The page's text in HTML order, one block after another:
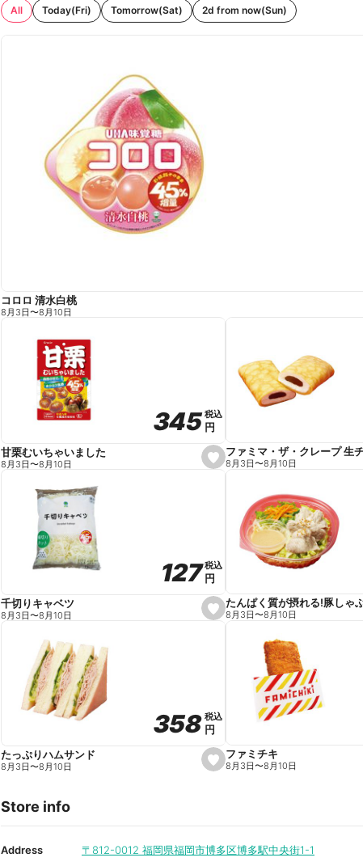
All Today(Fri) Tomorrow(Sat) 2d from now(Sun)
コロロ 清水白桃
8月3日〜8月10日
s
e
e
345
345税込
税込
円
円
甘栗むいちゃいました
8月3日〜8月10日
ファミマ・ザ・クレープ 生
8月3日〜8月10日
s
e
e
127
127税込
税込
円
円
千切りキャベツ
8月3日〜8月10日 8月3日〜8月10日
s
e
i
t
358
358税込
税込
円
円
たっぷりハムサンド
8月3日〜8月10日
ファミチキ
8月3日〜8月10日
Store info
Address 〒812-0012 福岡県福岡市博多区博多駅中央街1-1